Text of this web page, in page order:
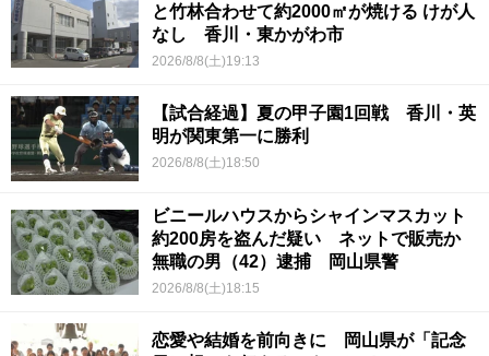
と竹林合わせて約2000㎡が焼ける けが人
なし 香川・東かがわ市
2026/8/8(土)19:13
【試合経過】夏の甲子園1回戦 香川・英
明が関東第一に勝利
2026/8/8(土)18:50
ビニールハウスからシャインマスカット
約200房を盗んだ疑い ネットで販売か
無職の男（42）逮捕 岡山県警
2026/8/8(土)18:15
恋愛や結婚を前向きに 岡山県が「記念